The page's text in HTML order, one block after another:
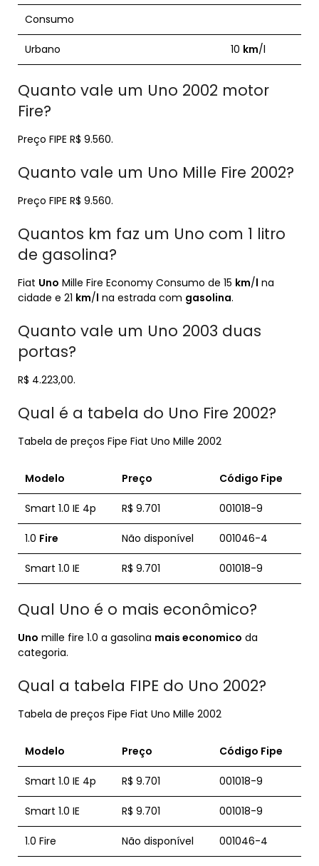
Consumo
Urbano 10 km/l
Quanto vale um Uno 2002 motor
Fire?
Preço FIPE R$ 9.560.
Quanto vale um Uno Mille Fire 2002?
Preço FIPE R$ 9.560.
Quantos km faz um Uno com 1 litro
de gasolina?
Fiat Uno Mille Fire Economy Consumo de 15 km/l na
cidade e 21 km/l na estrada com gasolina.
Quanto vale um Uno 2003 duas
portas?
R$ 4.223,00.
Qual é a tabela do Uno Fire 2002?
Tabela de preços Fipe Fiat Uno Mille 2002
Modelo Preço Código Fipe
Smart 1.0 IE 4p R$ 9.701 001018-9
1.0 Fire Não disponível 001046-4
Smart 1.0 IE R$ 9.701 001018-9
Qual Uno é o mais econômico?
Uno mille fire 1.0 a gasolina mais economico da
categoria.
Qual a tabela FIPE do Uno 2002?
Tabela de preços Fipe Fiat Uno Mille 2002
Modelo Preço Código Fipe
Smart 1.0 IE 4p R$ 9.701 001018-9
Smart 1.0 IE R$ 9.701 001018-9
1.0 Fire Não disponível 001046-4